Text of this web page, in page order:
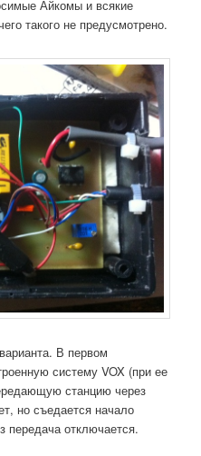
Айкомы и всякие
такого не предусмотрено.
В первом
систему VOX (при ее
станцию через
но съедается начало
отключается.